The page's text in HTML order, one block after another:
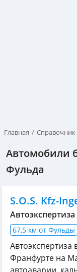
Главная Справочник
Автомобили
Фульда
S.O.S. Kfz-
67,5 км от Фульды
Франфурте на